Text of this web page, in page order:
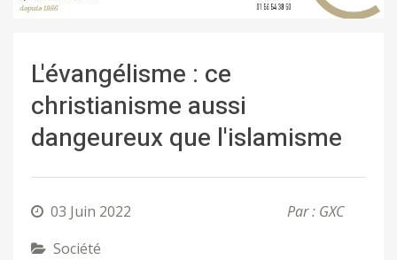
L'évangélisme : ce
christianisme aussi
dangeureux que l'islamisme
03 Juin 2022
Par : GXC
Société